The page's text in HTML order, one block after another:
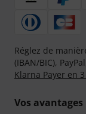
Réglez de
(IBAN/BIC),
Klarna Payer en
Vos avantages